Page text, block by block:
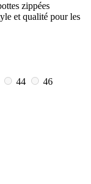
zippées
et qualité pour les
44
46